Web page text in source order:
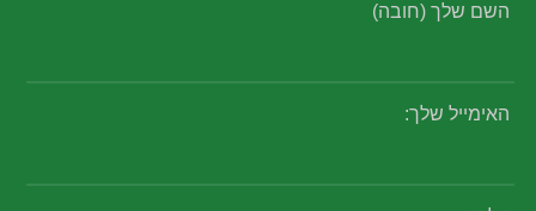
השם שלך (חובה)
האימייל שלך: